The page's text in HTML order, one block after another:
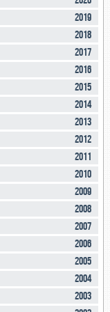
2019
2018
2017
2016
2015
2014
2013
2012
2011
2010
2009
2008
2007
2006
2005
2004
2003